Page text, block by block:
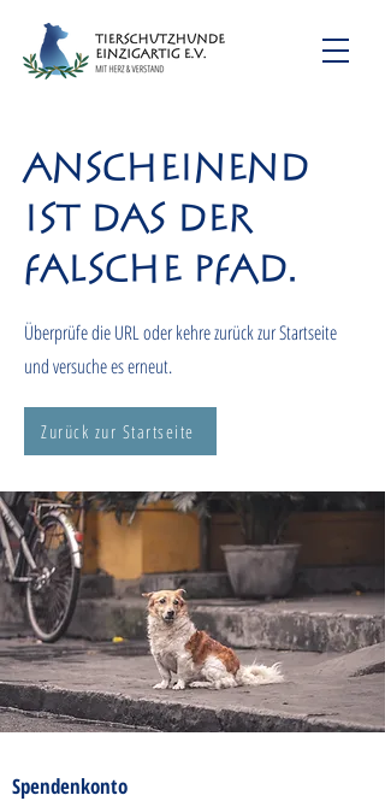
Anscheinend
ist das der
falsche Pfad.
Überprüfe die URL oder kehre zurück zur Startseite
und versuche es erneut.
Zurück zur Startseite
Spendenkonto